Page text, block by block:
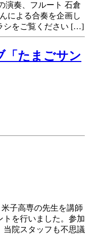
演奏、フルート 石倉
による合奏を企画し
シをご覧ください […]
「たまごサン
子高専の先生を講師
トを行いました。参加
当院スタッフも不思議